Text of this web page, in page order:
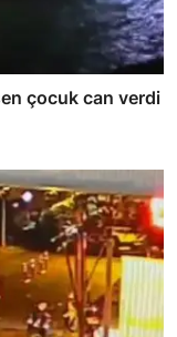
çocuk can verdi